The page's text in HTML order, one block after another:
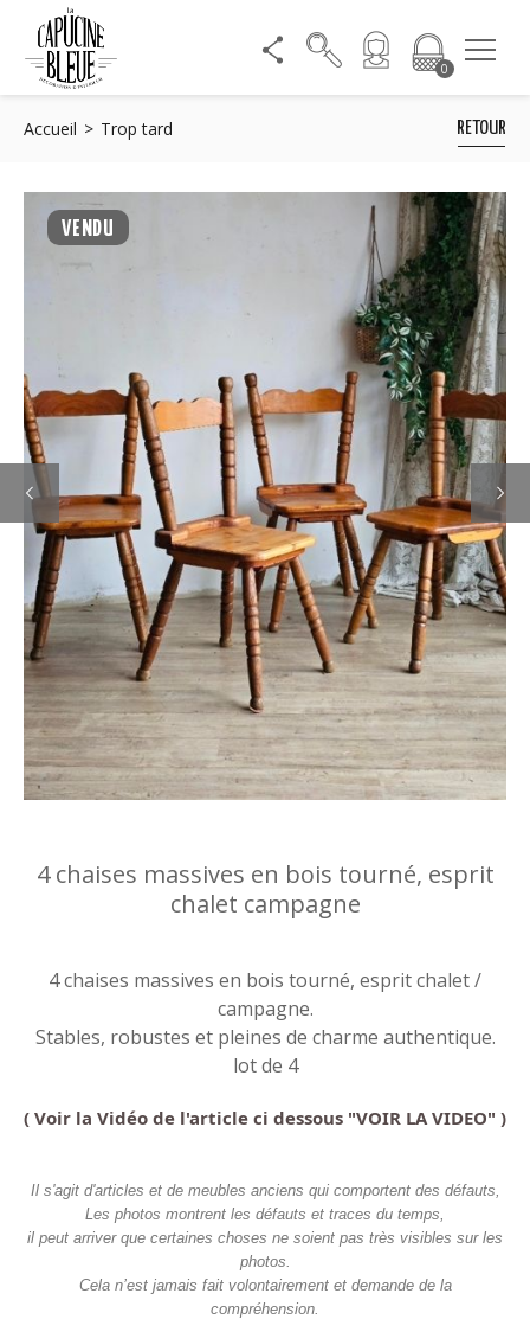
0
RETOUR
Accueil Trop tard
VENDU
4 chaises massives en bois tourné, esprit
chalet campagne
4 chaises massives en bois tourné, esprit chalet /
campagne.
Stables, robustes et pleines de charme authentique.
lot de 4
( Voir la Vidéo de l'article ci dessous "VOIR LA VIDEO" )
Il s'agit d'articles et de meubles anciens qui comportent des défauts,
Les photos montrent les défauts et traces du temps,
il peut arriver que certaines choses ne soient pas très visibles sur les
photos.
Cela n’est jamais fait volontairement et demande de la
compréhension.